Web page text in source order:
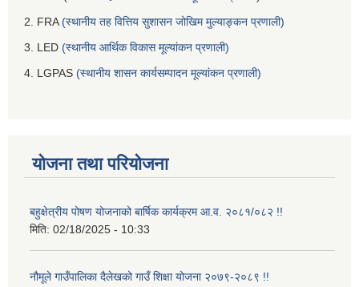
2. FRA(स्थानीय तह वित्तिय सुशासन जोखिम मुल्याङ्कन प्रणाली)
3. LED (स्थानीय आर्थिक विकास मूल्यांकन प्रणाली)
4. LGPAS (स्थानीय शासन कार्यसम्पादन मूल्यांकन प्रणाली)
योजना तथा परियोजना
बहुक्षेत्रीय पोषण योजनाको बार्षिक कार्यक्रम आ.व. २०८१/०८२ !!
मिति: 02/18/2025 - 10:33
नौमूले गाउँपालिका दैलेखको गाउँ शिक्षा योजना २०७९-२०८९ !!